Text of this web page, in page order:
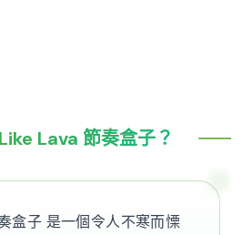
Lava 節奏盒子？
盒子 是一個令人不寒而慄